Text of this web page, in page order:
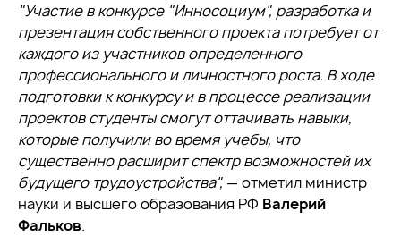
"Участие в конкурсе "Инносоциум", разработка и
презентация собственного проекта потребует от
каждого из участников определенного
профессионального и личностного роста. В ходе
подготовки к конкурсу и в процессе реализации
проектов студенты смогут оттачивать навыки,
которые получили во время учебы, что
существенно расширит спектр возможностей их
будущего трудоустройства", — отметил министр
науки и высшего образования РФ Валерий
Фальков.